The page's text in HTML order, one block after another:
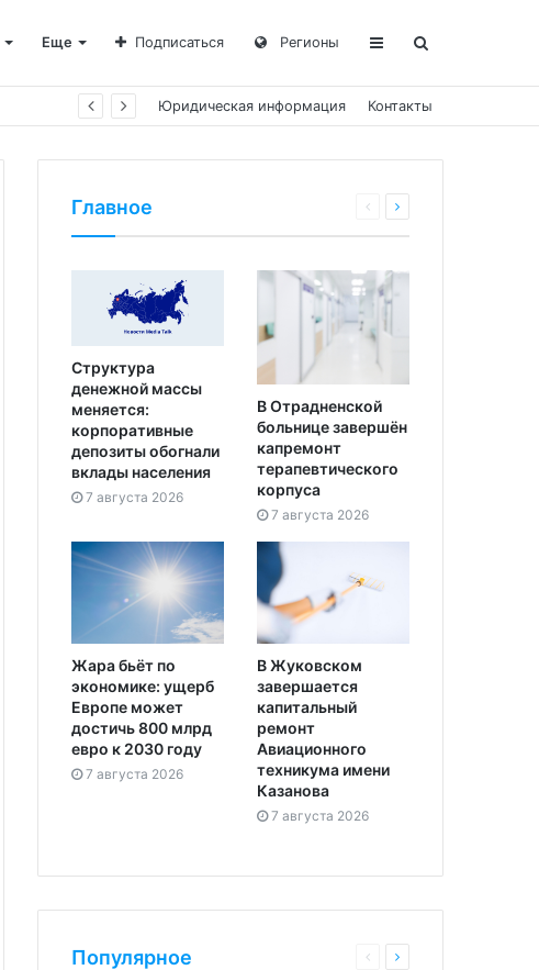
Еще Подписаться Регионы
Юридическая информация Контакты
Главное
Структура
денежной массы
меняется:
корпоративные
депозиты обогнали
вклады населения
7 августа 2026
В Отрадненской
больнице завершён
капремонт
терапевтического
корпуса
7 августа 2026
Жара бьёт по
экономике: ущерб
Европе может
достичь 800 млрд
евро к 2030 году
7 августа 2026
В Жуковском
завершается
капитальный
ремонт
Авиационного
техникума имени
Казанова
7 августа 2026
Популярное